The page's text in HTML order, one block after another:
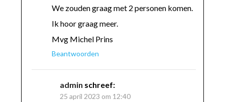
We zouden graag met 2 personen komen.
Ik hoor graag meer.
Mvg Michel Prins
Beantwoorden
admin schreef:
25 april 2023 om 12:40